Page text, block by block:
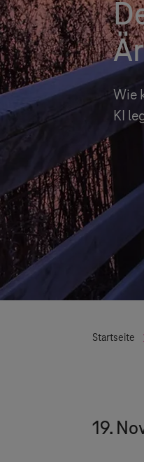
Wie
KI
Startseite
19.